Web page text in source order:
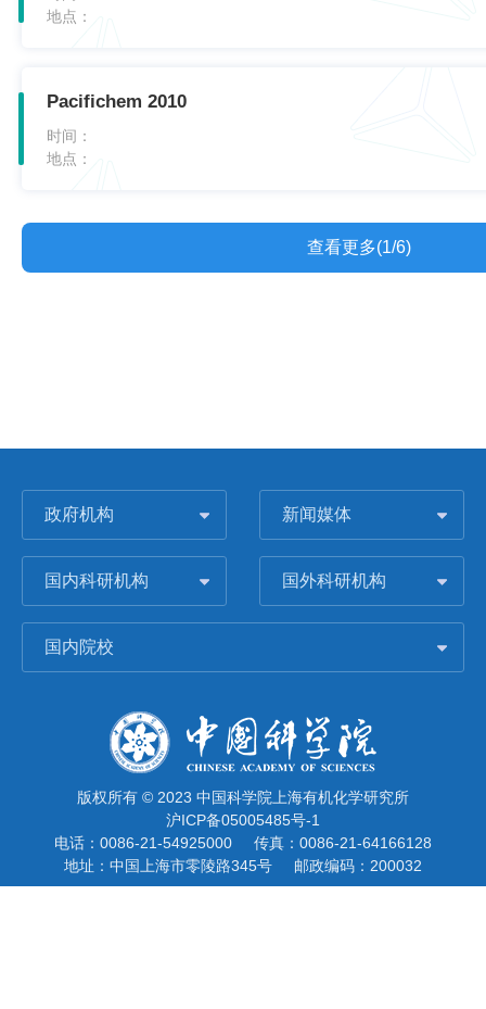
地点：
Pacifichem 2010
时间：
地点：
查看更多(1/6)
政府机构 新闻媒体
国内科研机构 国外科研机构
国内院校
版权所有 © 2023 中国科学院上海有机化学研究所
沪ICP备05005485号-1
电话：0086-21-54925000
传真：0086-21-64166128
地址：中国上海市零陵路345号
邮政编码：200032